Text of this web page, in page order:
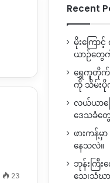
23
Recent
မိုးကြော
ယာဉ်တွေ
ရွှေကူတိုက်
ကို သိမ်းပိုက်
လယ်ယာမြ
ဒေသခံတွ
ဖားကန့်
နေသလဲ။
ဘုန်းကြီး
သေ၊သံဃာ